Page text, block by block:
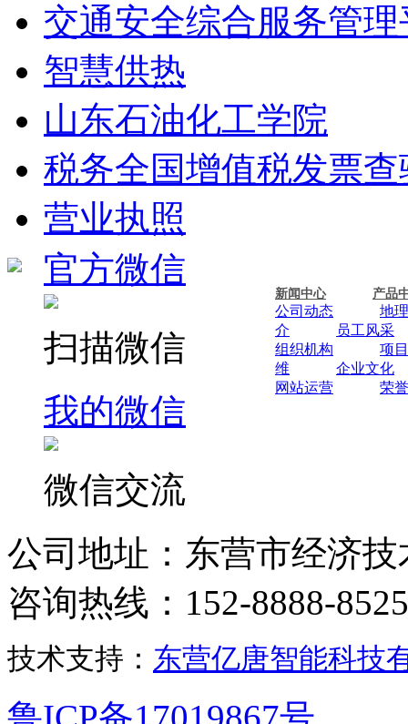
交通安全综合服务管理
智慧供热
山东石油化工学院
税务全国增值税发票
营业执照
新闻中心 产品
公司动态
地
介
员工风采
组织机构
项
维
企业文化
网站运营
荣
官方微信
扫描微信
我的微信
微信交流
公司地址：东营市经济
咨询热线：152-8888-8525
技术支持： 东营亿唐智能科技